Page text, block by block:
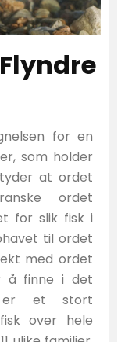
for en
som holder
at ordet
ordet
for slik fisk i
til ordet
med ordet
å finne i det
et stort
over hele